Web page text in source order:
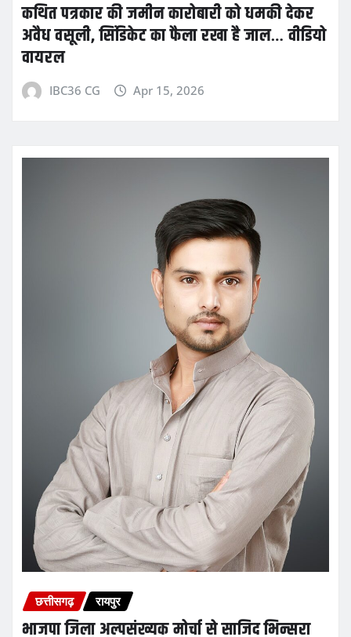
कथित पत्रकार की जमीन कारोबारी को धमकी देकर
अवैध वसूली, सिंडिकेट का फैला रखा है जाल… वीडियो
वायरल
IBC36 CG Apr 15, 2026
छत्तीसगढ़ रायपुर
भाजपा जिला अल्पसंख्यक मोर्चा से साजिद भिन्सरा